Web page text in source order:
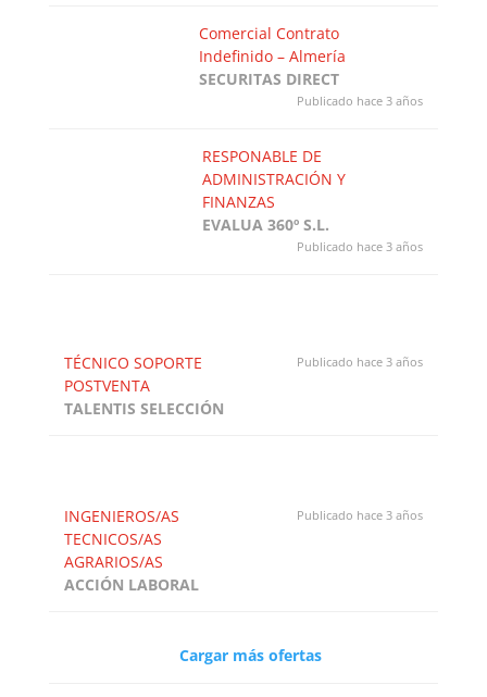
Comercial Contrato
Indefinido – Almería
SECURITAS DIRECT
Publicado hace 3 años
RESPONABLE DE
ADMINISTRACIÓN Y
FINANZAS
EVALUA 360º S.L.
Publicado hace 3 años
TÉCNICO SOPORTE
POSTVENTA
TALENTIS SELECCIÓN
Publicado hace 3 años
INGENIEROS/AS
TECNICOS/AS
AGRARIOS/AS
ACCIÓN LABORAL
Publicado hace 3 años
Cargar más ofertas